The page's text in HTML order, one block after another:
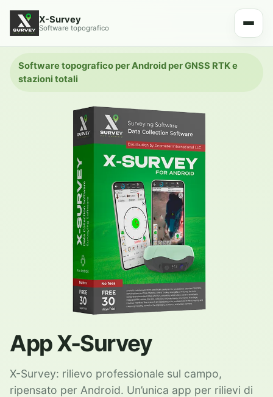
X-Survey
Software topografico
Software topografico per Android per GNSS RTK e
stazioni totali
App X-Survey
X-Survey: rilievo professionale sul campo,
ripensato per Android. Un’unica app per rilievi di